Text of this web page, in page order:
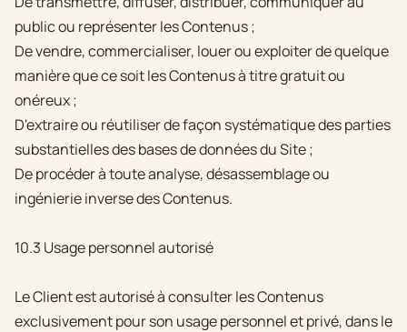
public ou représenter les Contenus ;
De vendre, commercialiser, louer ou exploiter de quelque
manière que ce soit les Contenus à titre gratuit ou
onéreux ;
D'extraire ou réutiliser de façon systématique des parties
substantielles des bases de données du Site ;
De procéder à toute analyse, désassemblage ou
ingénierie inverse des Contenus.
10.3 Usage personnel autorisé
Le Client est autorisé à consulter les Contenus
exclusivement pour son usage personnel et privé, dans le